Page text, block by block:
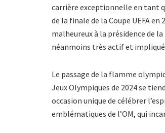
carrière exceptionnelle en tant
de la finale de la Coupe UEFA
malheureux à la présidence de
néanmoins très actif et
Le passage de la flamme
Jeux Olympiques de 2024 se
occasion unique de célébrer
emblématiques de l’OM, qui